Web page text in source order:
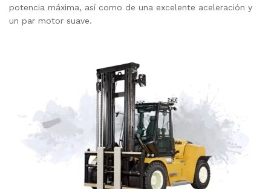
potencia máxima, así como de una excelente aceleración y
un par motor suave.